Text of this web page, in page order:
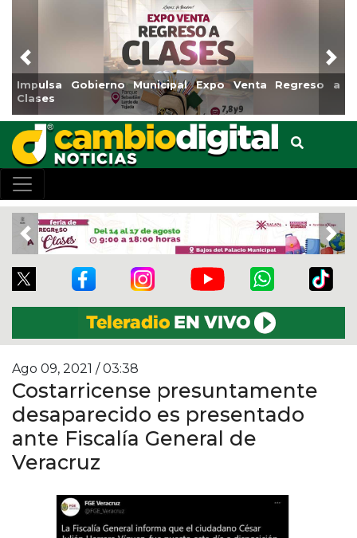
Impulsa Gobierno Municipal Expo Venta Regreso a
Clases
Previous
Previous
Ago 09, 2021 / 03:38
Costarricense presuntamente
desaparecido es presentado
ante Fiscalía General de
Veracruz